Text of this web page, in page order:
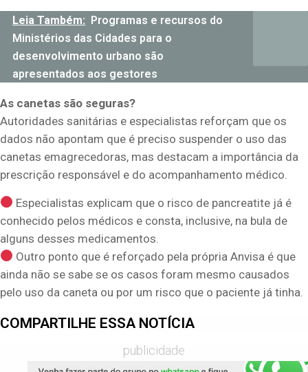
Leia Também:
Programas e recursos do
Ministérios das Cidades para o
desenvolvimento urbano são
apresentados aos gestores
As canetas são seguras?
Autoridades sanitárias e especialistas reforçam que os
dados não apontam que é preciso suspender o uso das
canetas emagrecedoras, mas destacam a importância da
prescrição responsável e do acompanhamento médico.
Especialistas explicam que o risco de pancreatite já é
conhecido pelos médicos e consta, inclusive, na bula de
alguns desses medicamentos.
Outro ponto que é reforçado pela própria Anvisa é que
ainda não se sabe se os casos foram mesmo causados
pelo uso da caneta ou por um risco que o paciente já tinha.
COMPARTILHE ESSA NOTÍCIA
publicidade